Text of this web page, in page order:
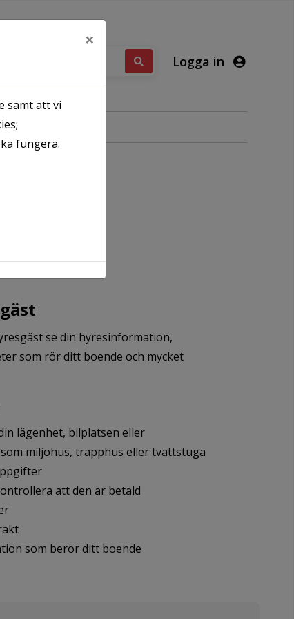
Logga in
se din hyresinformation,
som rör ditt boende och mycket
lägenhet, bilplatsen eller
miljöhus, trapphus eller tvättstuga
att den är betald
som berör ditt boende
×
samt att vi
fungera.